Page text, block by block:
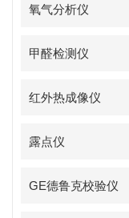
氧气分析仪
甲醛检测仪
红外热成像仪
露点仪
GE德鲁克校验仪